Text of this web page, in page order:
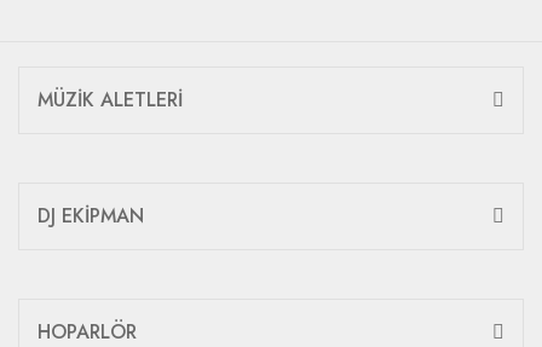
MÜZİK ALETLERİ
DJ EKİPMAN
HOPARLÖR